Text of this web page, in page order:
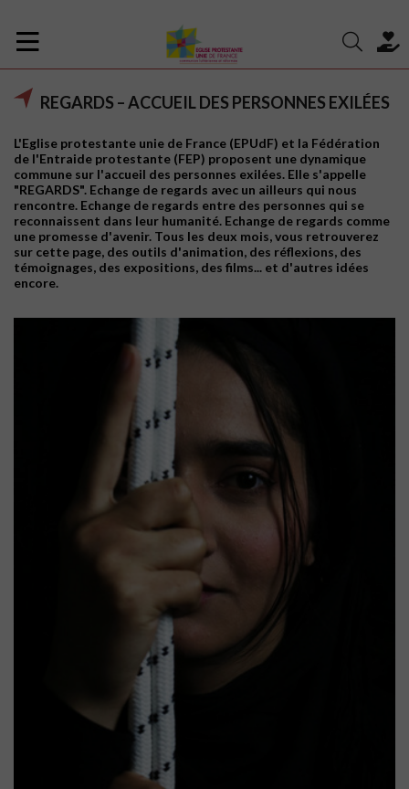
REGARDS – ACCUEIL DES PERSONNES EXILÉES
L'Eglise protestante unie de France (EPUdF) et la Fédération
de l'Entraide protestante (FEP) proposent une dynamique
commune sur l'accueil des personnes exilées. Elle s'appelle
"REGARDS". Echange de regards avec un ailleurs qui nous
rencontre. Echange de regards entre des personnes qui se
reconnaissent dans leur humanité. Echange de regards comme
une promesse d'avenir. Tous les deux mois, vous retrouverez
sur cette page, des outils d'animation, des réflexions, des
témoignages, des expositions, des films... et d'autres idées
encore.